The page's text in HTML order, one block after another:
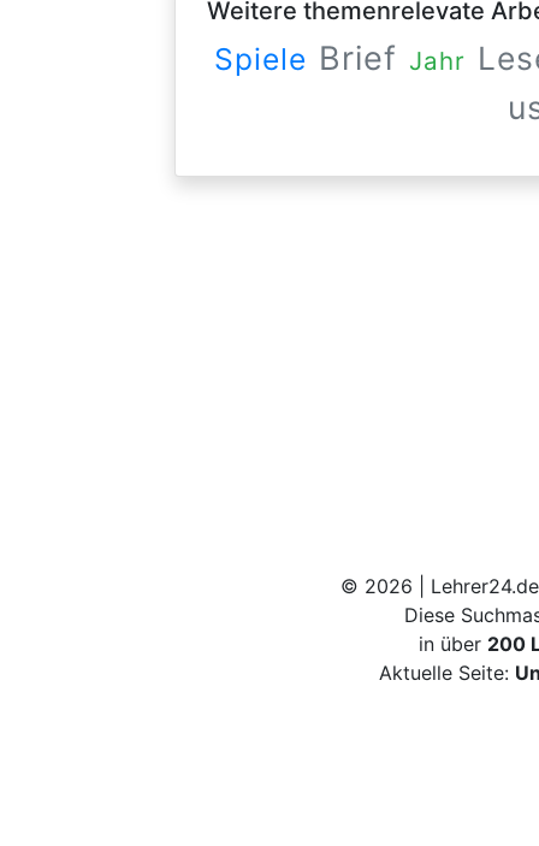
Weitere themenrelevate
Spiele Brief Jahr
© 2026 |
Diese
in über 200
Aktuelle Seite: